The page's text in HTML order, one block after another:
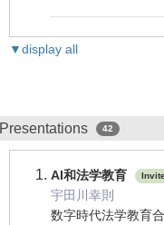
▼display all
Presentations 42
AI和法学教育
宇田川幸則
数字時代法学教育